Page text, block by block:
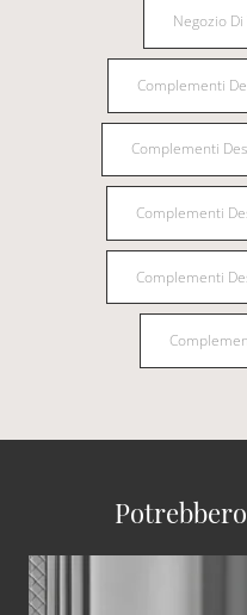
Negozio
Complementi
Complementi
Complementi
Complementi